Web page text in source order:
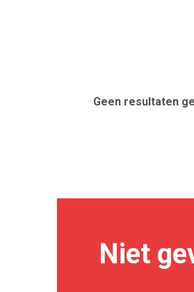
Geen resultaten
Niet